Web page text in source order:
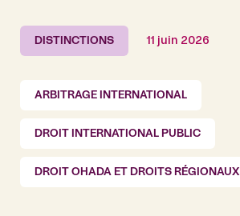
DISTINCTIONS 11 juin 2026
ARBITRAGE INTERNATIONAL
DROIT INTERNATIONAL PUBLIC
DROIT OHADA ET DROITS RÉGIONAUX